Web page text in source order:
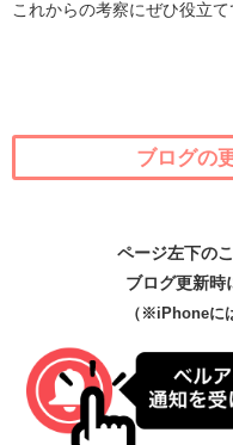
これからの考察にぜひ役立て
ブログの
ページ左下の
ブログ更新時
（※iPhoneに